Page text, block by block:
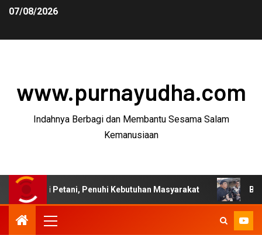
07/08/2026
www.purnayudha.com
Indahnya Berbagi dan Membantu Sesama Salam
Kemanusiaan
Penuhi Kebutuhan Masyarakat Bupati Garut: